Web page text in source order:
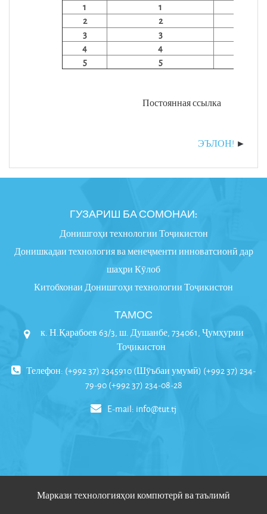
1
1
2
2
3
3
4
4
5
5
Постоянная ссылка
ЭЪЛОН!
ГУЗАРИШ БА СОМОНАИ:
Донишгоҳи технологии Тоҷикистон
Донишкадаи технология ва менеҷменти инноватсионӣ дар
шаҳри Кӯлоб
Китобхонаи Донишгоҳи технологии Тоҷикистон
ТАМОС
к. Н.Қарабоев 63/3, ш. Душанбе, 734061, Ҷумҳурии
Тоҷикистон
Телефон: (+992 37) 2345910 (Шӯъбаи умумӣ) (+992 37) 234-
79-90 (+992 37) 234-08-28
E-mail: info@tut.tj
Маркази технологияҳои компютерӣ ва таълимӣ